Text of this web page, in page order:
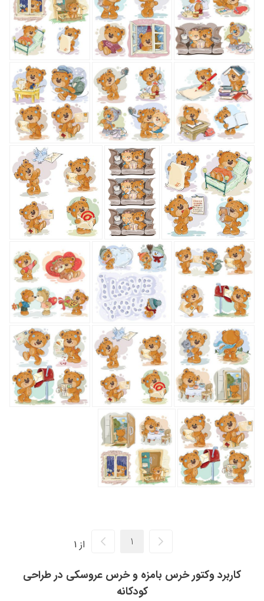
از 1
کاربرد وکتور خرس بامزه و خرس عروسکی در طراحی
کودکانه